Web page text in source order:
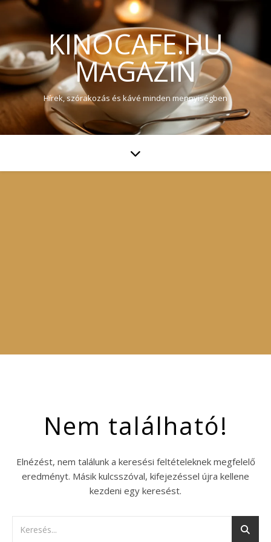
KINOCAFE.HU
MAGAZIN
Hírek, szórakozás és kávé minden mennyiségben
Nem található!
Elnézést, nem találunk a keresési feltételeknek megfelelő
eredményt. Másik kulcsszóval, kifejezéssel újra kellene
kezdeni egy keresést.